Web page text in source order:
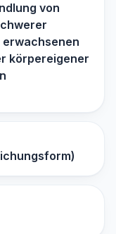
von
körpereigener